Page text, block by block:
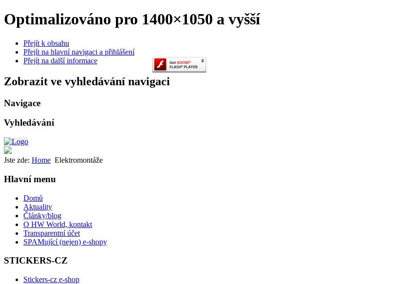
Optimalizováno pro 1400×1050 a vyšší
Přejít k obsahu
Přejít na hlavní navigaci a přihlášení
Přejít na další informace
Zobrazit ve vyhledávání navigaci
Navigace
Vyhledávání
Jste zde: Home Elektromontáže
Hlavní menu
Domů
Aktuality
Články/blog
O HW World, kontakt
Transparentní účet
SPAMující (nejen) e-shopy
STICKERS-CZ
Stickers-cz e-shop